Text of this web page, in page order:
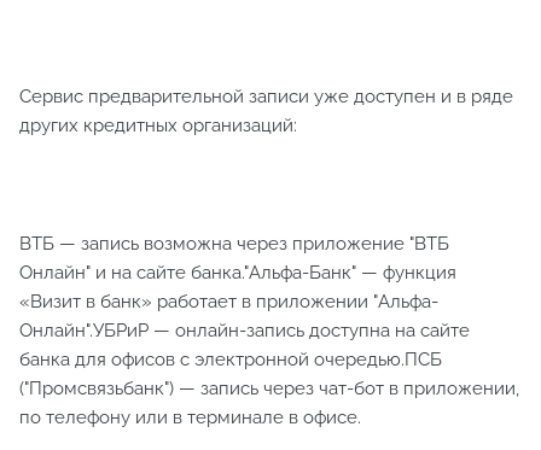
Сервис предварительной записи уже доступен и в ряде
других кредитных организаций:
ВТБ — запись возможна через приложение "ВТБ
Онлайн" и на сайте банка."Альфа-Банк" — функция
«Визит в банк» работает в приложении "Альфа-
Онлайн".УБРиР — онлайн-запись доступна на сайте
банка для офисов с электронной очередью.ПСБ
("Промсвязьбанк") — запись через чат-бот в приложении,
по телефону или в терминале в офисе.